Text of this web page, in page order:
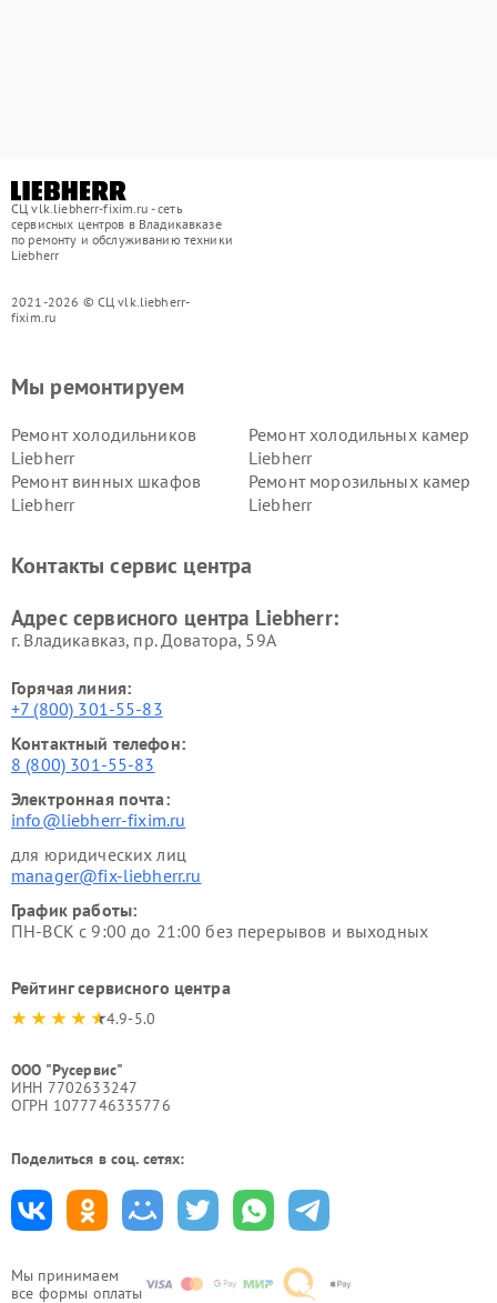
СЦ vlk.liebherr-fixim.ru - сеть
сервисных центров в Владикавказе
по ремонту и обслуживанию техники
Liebherr
2021-2026 © СЦ vlk.liebherr-
fixim.ru
Мы принимаем
все формы оплаты
Мы ремонтируем
Ремонт холодильников
Liebherr
Ремонт холодильных камер
Liebherr
Ремонт винных шкафов
Liebherr
Ремонт морозильных камер
Liebherr
Контакты сервис центра
Адрес сервисного центра Liebherr:
г. Владикавказ, пр. Доватора, 59А
Горячая линия:
+7 (800) 301-55-83
Контактный телефон:
8 (800) 301-55-83
Электронная почта:
info@liebherr-fixim.ru
для юридических лиц
manager@fix-liebherr.ru
График работы:
ПН-ВСК с 9:00 до 21:00 без перерывов и выходных
Рейтинг сервисного центра
4.9-5.0
ООО "Русервис"
ИНН 7702633247
ОГРН 1077746335776
Поделиться в соц. сетях: